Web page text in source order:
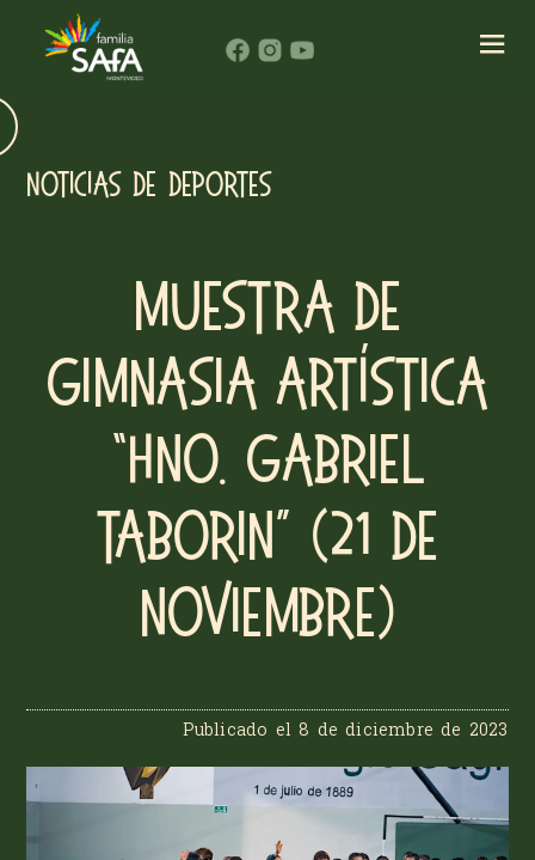
Noticias de Deportes
Muestra de
Gimnasia Artística
“Hno. Gabriel
Taborin” (21 de
noviembre)
Publicado el 8 de diciembre de 2023